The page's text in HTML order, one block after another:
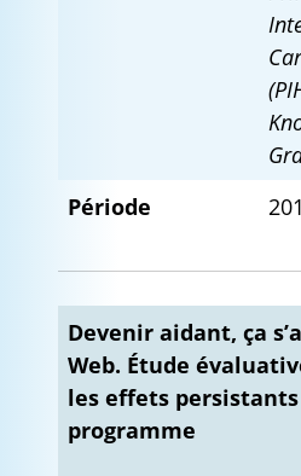
Période
Devenir aidant, ça
Web. Étude
les effets
programme